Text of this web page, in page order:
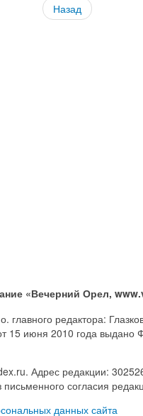
Назад
«Вечерний Орел,
главного редактора:
июня 2010 года выдано
Адрес редакции:
согласия
данных сайта